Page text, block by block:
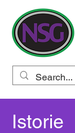
Istorie